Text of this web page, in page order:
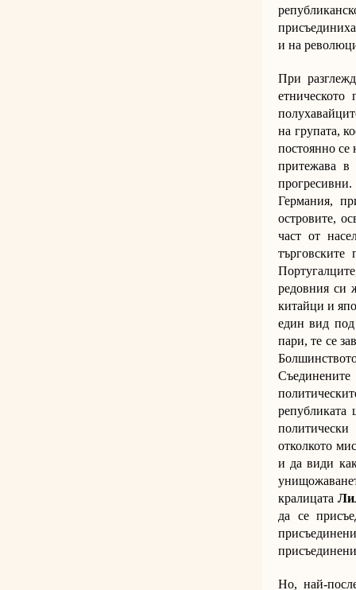
и на
При
етническото
на групата,
постоянно се
притежава в
Германия,
островите,
част от
редовния си
китайци и
един вид под
пари, те се
републиката
отколкото
и да види
кралицата
да се
Но, най-